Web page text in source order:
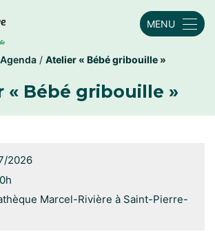
MENU
Agenda/ Atelier « Bébé gribouille »
« Bébé gribouille »
2026
Marcel-Rivière à Saint-Pierre-